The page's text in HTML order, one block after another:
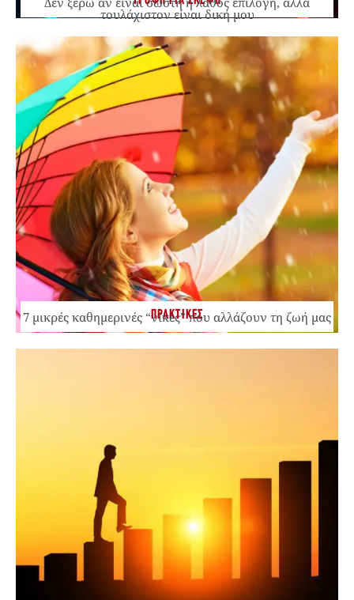
τουλάχιστον είναι δική μου
ΠΡΑΚΤΙΚΕΣ
7 μικρές καθημερινές “νίκες” που αλλάζουν τη ζωή μας